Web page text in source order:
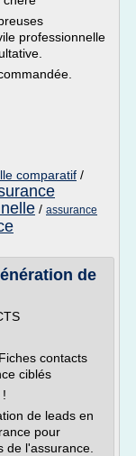
professionnelle
comparatif /
/ assurance
de
contacts
ciblés
de leads en
pour
de l'assurance.